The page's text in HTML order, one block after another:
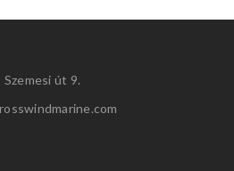
út 9.